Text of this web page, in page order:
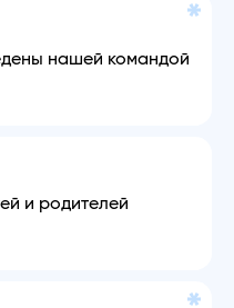
нашей командой
и родителей